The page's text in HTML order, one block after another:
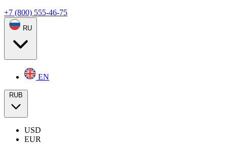
+7 (800) 555-46-75
RU
EN
RUB
USD
EUR